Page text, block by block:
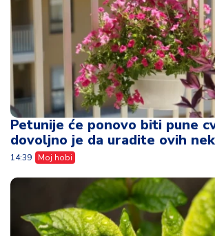
Petunije će ponovo biti pune
dovoljno je da uradite ovih
14:39 Moj hobi